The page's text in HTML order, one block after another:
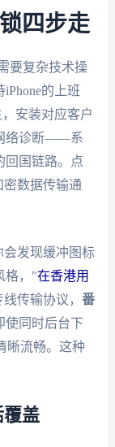
四步走
要复杂技术操
的上班
安装对应客户
络诊断——系
回国链路。点
数据传输通
会发现缓冲图标
格，"在香港用
传输协议， 番
使同时后台下
晰流畅。这种
覆盖